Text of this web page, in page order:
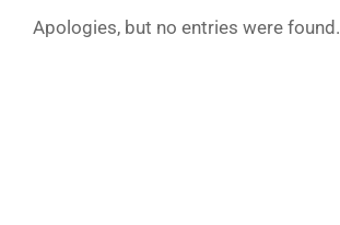
Apologies, but no entries were found.